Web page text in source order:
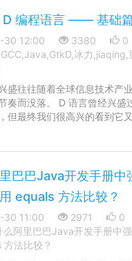
D 编程语言 —— 基础
30 12:00 3380
冰力,jiaqing,
盛往往随着全球信息技术产
奏而没落。 D 语言曾经兴盛
但最终我们很高兴的看到它
巴巴Java开发手册中
equals 方法比较？
30 11:00 2971
么阿里巴巴Java开发手册中
法比较？